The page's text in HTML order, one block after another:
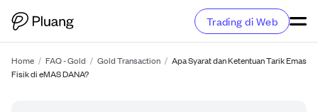
Trading di Web
Home / FAQ - Gold / Gold Transaction / Apa Syarat dan Ketentuan Tarik Emas
Fisik di eMAS DANA?